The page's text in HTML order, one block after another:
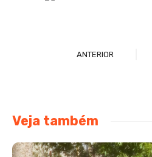
ANTERIOR
Veja também